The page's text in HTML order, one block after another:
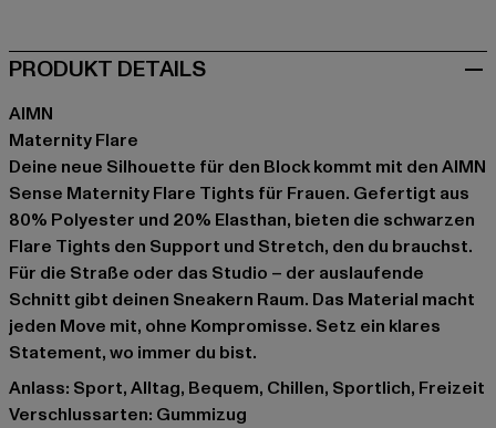
PRODUKT DETAILS
AIMN
Maternity Flare
Deine neue Silhouette für den Block kommt mit den AIMN
Sense Maternity Flare Tights für Frauen. Gefertigt aus
80% Polyester und 20% Elasthan, bieten die schwarzen
Flare Tights den Support und Stretch, den du brauchst.
Für die Straße oder das Studio – der auslaufende
Schnitt gibt deinen Sneakern Raum. Das Material macht
jeden Move mit, ohne Kompromisse. Setz ein klares
Statement, wo immer du bist.
Anlass: Sport, Alltag, Bequem, Chillen, Sportlich, Freizeit
Verschlussarten: Gummizug